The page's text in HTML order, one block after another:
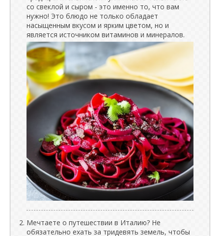
со свеклой и сыром - это именно то, что вам
нужно! Это блюдо не только обладает
насыщенным вкусом и ярким цветом, но и
является источником витаминов и минералов.
Мечтаете о путешествии в Италию? Не
обязательно ехать за тридевять земель, чтобы